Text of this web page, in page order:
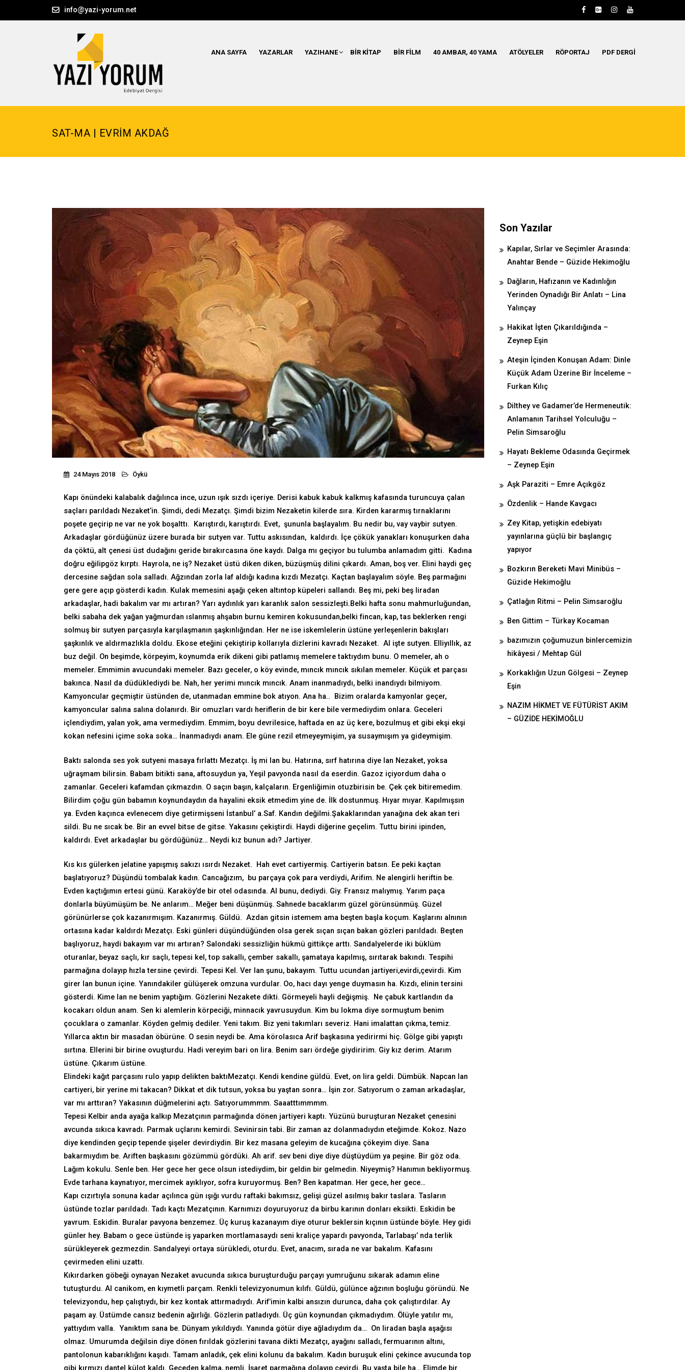
info@yazi-yorum.net
ANA SAYFA YAZARLAR YAZIHANE BIR KITAP BIR FILM 40 AMBAR, 40 YAMA ATÖLYELER RÖPORTAJ PDF DERGI
SAT-MA | EVRİM AKDAĞ
24 Mayıs 2018 Öykü
Kapı önündeki kalabalık dağılınca ince, uzun ışık sızdı içeriye. Derisi kabuk kabuk kalkmış kafasında turuncuya çalan
saçları parıldadı Nezaket’in. Şimdi, dedi Mezatçı. Şimdi bizim Nezaketin kilerde sıra. Kirden kararmış tırnaklarını
poşete geçirip ne var ne yok boşalttı. Karıştırdı, karıştırdı. Evet, şununla başlayalım. Bu nedir bu, vay vaybir sutyen.
Arkadaşlar gördüğünüz üzere burada bir sutyen var. Tuttu askısından, kaldırdı. İçe çökük yanakları konuşurken daha
da çöktü, alt çenesi üst dudağını geride bırakırcasına öne kaydı. Dalga mı geçiyor bu tulumba anlamadım gitti. Kadına
doğru eğilipgöz kırptı. Hayrola, ne iş? Nezaket üstü diken diken, büzüşmüş dilini çıkardı. Aman, boş ver. Elini haydi geç
dercesine sağdan sola salladı. Ağzından zorla laf aldığı kadına kızdı Mezatçı. Kaçtan başlayalım söyle. Beş parmağını
gere gere açıp gösterdi kadın. Kulak memesini aşağı çeken altıntop küpeleri sallandı. Beş mi, peki beş liradan
arkadaşlar, hadi bakalım var mı artıran? Yarı aydınlık yarı karanlık salon sessizleşti.Belki hafta sonu mahmurluğundan,
belki sabaha dek yağan yağmurdan ıslanmış ahşabın burnu kemiren kokusundan,belki fincan, kap, tas beklerken rengi
solmuş bir sutyen parçasıyla karşılaşmanın şaşkınlığından. Her ne ise iskemlelerin üstüne yerleşenlerin bakışları
şaşkınlık ve aldırmazlıkla doldu. Ekose eteğini çekiştirip kollarıyla dizlerini kavradı Nezaket. Al işte sutyen. Elliyıllık, az
buz değil. On beşimde, körpeyim, koynumda erik dikeni gibi patlamış memelere taktıydım bunu. O memeler, ah o
memeler. Emmimin avucundaki memeler. Bazı geceler, o köy evinde, mıncık mıncık sıkılan memeler. Küçük et parçası
bakınca. Nasıl da düdüklediydi be. Nah, her yerimi mıncık mıncık. Anam inanmadıydı, belki inandıydı bilmiyom.
Kamyoncular geçmiştir üstünden de, utanmadan emmine bok atıyon. Ana ha.. Bizim oralarda kamyonlar geçer,
kamyoncular salına salına dolanırdı. Bir omuzları vardı heriflerin de bir kere bile vermediydim onlara. Geceleri
içlendiydim, yalan yok, ama vermediydim. Emmim, boyu devrilesice, haftada en az üç kere, bozulmuş et gibi ekşi ekşi
kokan nefesini içime soka soka… İnanmadıydı anam. Ele güne rezil etmeyeymişim, ya susaymışım ya gideymişim.
Baktı salonda ses yok sutyeni masaya fırlattı Mezatçı. İş mi lan bu. Hatırına, sırf hatırına diye lan Nezaket, yoksa
uğraşmam bilirsin. Babam bitikti sana, aftosuydun ya, Yeşil pavyonda nasıl da eserdin. Gazoz içiyordum daha o
zamanlar. Geceleri kafamdan çıkmazdın. O saçın başın, kalçaların. Ergenliğimin otuzbirisin be. Çek çek bitiremedim.
Bilirdim çoğu gün babamın koynundaydın da hayalini eksik etmedim yine de. İlk dostunmuş. Hıyar mıyar. Kapılmışsın
ya. Evden kaçınca evlenecem diye getirmişseni İstanbul’ a.Saf. Kandın değilmi.Şakaklarından yanağına dek akan teri
sildi. Bu ne sıcak be. Bir an evvel bitse de gitse. Yakasını çekiştirdi. Haydi diğerine geçelim. Tuttu birini ipinden,
kaldırdı. Evet arkadaşlar bu gördüğünüz… Neydi kız bunun adı? Jartiyer.
Kıs kıs gülerken jelatine yapışmış sakızı ısırdı Nezaket. Hah evet cartiyermiş. Cartiyerin batsın. Ee peki kaçtan
başlatıyoruz? Düşündü tombalak kadın. Cancağızım, bu parçaya çok para verdiydi, Arifim. Ne alengirli heriftin be.
Evden kaçtığımın ertesi günü. Karaköy’de bir otel odasında. Al bunu, dediydi. Giy. Fransız malıymış. Yarım paça
donlarla büyümüşüm be. Ne anlarım… Meğer beni düşünmüş. Sahnede bacaklarım güzel görünsünmüş. Güzel
görünürlerse çok kazanırmışım. Kazanırmış. Güldü. Azdan gitsin istemem ama beşten başla koçum. Kaşlarını alnının
ortasına kadar kaldırdı Mezatçı. Eski günleri düşündüğünden olsa gerek sıçan sıçan bakan gözleri parıldadı. Beşten
başlıyoruz, haydi bakayım var mı artıran? Salondaki sessizliğin hükmü gittikçe arttı. Sandalyelerde iki büklüm
oturanlar, beyaz saçlı, kır saçlı, tepesi kel, top sakallı, çember sakallı, şamataya kapılmış, sırıtarak bakındı. Tespihi
parmağına dolayıp hızla tersine çevirdi. Tepesi Kel. Ver lan şunu, bakayım. Tuttu ucundan jartiyeri,evirdi,çevirdi. Kim
girer lan bunun içine. Yanındakiler gülüşerek omzuna vurdular. Oo, hacı dayı yenge duymasın ha. Kızdı, elinin tersini
gösterdi. Kime lan ne benim yaptığım. Gözlerini Nezakete dikti. Görmeyeli hayli değişmiş. Ne çabuk kartlandın da
kocakarı oldun anam. Sen ki alemlerin körpeciği, minnacık yavrusuydun. Kim bu lokma diye sormuştum benim
çocuklara o zamanlar. Köyden gelmiş dediler. Yeni takım. Biz yeni takımları severiz. Hani imalattan çıkma, temiz.
Yıllarca aktın bir masadan öbürüne. O sesin neydi be. Ama körolasıca Arif başkasına yedirirmi hiç. Gölge gibi yapıştı
sırtına. Ellerini bir birine ovuşturdu. Hadi vereyim bari on lira. Benim sarı ördeğe giydiririm. Giy kız derim. Atarım
üstüne. Çıkarım üstüne.
Elindeki kağıt parçasını rulo yapıp delikten baktıMezatçı. Kendi kendine güldü. Evet, on lira geldi. Dümbük. Napcan lan
cartiyeri, bir yerine mi takacan? Dikkat et dik tutsun, yoksa bu yaştan sonra… İşin zor. Satıyorum o zaman arkadaşlar,
var mı arttıran? Yakasının düğmelerini açtı. Satıyorummmm. Saaatttımmmm.
Tepesi Kelbir anda ayağa kalkıp Mezatçının parmağında dönen jartiyeri kaptı. Yüzünü buruşturan Nezaket çenesini
avcunda sıkıca kavradı. Parmak uçlarını kemirdi. Sevinirsin tabi. Bir zaman az dolanmadıydın eteğimde. Kokoz. Nazo
diye kendinden geçip tepende şişeler devirdiydin. Bir kez masana geleyim de kucağına çökeyim diye. Sana
bakarmıydım be. Ariften başkasını gözümmü gördüki. Ah arif. sev beni diye diye düştüydüm ya peşine. Bir göz oda.
Lağım kokulu. Senle ben. Her gece her gece olsun istediydim, bir geldin bir gelmedin. Niyeymiş? Hanımın bekliyormuş.
Evde tarhana kaynatıyor, mercimek ayıklıyor, sofra kuruyormuş. Ben? Ben kapatman. Her gece, her gece…
Kapı cızırtıyla sonuna kadar açılınca gün ışığı vurdu raftaki bakımsız, gelişi güzel asılmış bakır taslara. Tasların
üstünde tozlar parıldadı. Tadı kaçtı Mezatçının. Karnımızı doyuruyoruz da birbu karının donları eksikti. Eskidin be
yavrum. Eskidin. Buralar pavyona benzemez. Üç kuruş kazanayım diye oturur beklersin kıçının üstünde böyle. Hey gidi
günler hey. Babam o gece üstünde iş yaparken mortlamasaydı seni kraliçe yapardı pavyonda, Tarlabaşı’ nda terlik
sürükleyerek gezmezdin. Sandalyeyi ortaya sürükledi, oturdu. Evet, anacım, sırada ne var bakalım. Kafasını
çevirmeden elini uzattı.
Kıkırdarken göbeği oynayan Nezaket avucunda sıkıca buruşturduğu parçayı yumruğunu sıkarak adamın eline
tutuşturdu. Al canikom, en kıymetli parçam. Renkli televizyonumun kılıfı. Güldü, gülünce ağzının boşluğu göründü. Ne
televizyondu, hep çalıştıydı, bir kez kontak attırmadıydı. Arif’imin kalbi ansızın durunca, daha çok çalıştırdılar. Ay
paşam ay. Üstümde cansız bedenin ağırlığı. Gözlerin patladıydı. Üç gün koynundan çıkmadıydım. Ölüyle yatılır mı,
yattıydım valla. Yanıktım sana be. Dünyam yıkıldıydı. Yanında götür diye ağladıydım da… On liradan başla aşağısı
olmaz. Umurumda değilsin diye dönen fırıldak gözlerini tavana dikti Mezatçı, ayağını salladı, fermuarının altını,
pantolonun kabarıklığını kaşıdı. Tamam anladık, çek elini kolunu da bakalım. Kadın buruşuk elini çekince avucunda top
gibi kırmızı dantel külot kaldı. Geceden kalma, nemli. İşaret parmağına dolayıp çevirdi. Bu yaşta bile ha… Elimde bir
Son Yazılar
Kapılar, Sırlar ve Seçimler Arasında:
Anahtar Bende – Güzide Hekimoğlu
Dağların, Hafızanın ve Kadınlığın
Yerinden Oynadığı Bir Anlatı – Lina
Yalınçay
Hakikat İşten Çıkarıldığında –
Zeynep Eşin
Ateşin İçinden Konuşan Adam: Dinle
Küçük Adam Üzerine Bir İnceleme –
Furkan Kılıç
Dilthey ve Gadamer’de Hermeneutik:
Anlamanın Tarihsel Yolculuğu –
Pelin Simsaroğlu
Hayatı Bekleme Odasında Geçirmek
– Zeynep Eşin
Aşk Paraziti – Emre Açıkgöz
Özdenlik – Hande Kavgacı
Zey Kitap, yetişkin edebiyatı
yayınlarına güçlü bir başlangıç
yapıyor
Bozkırın Bereketi Mavi Minibüs –
Güzide Hekimoğlu
Çatlağın Ritmi – Pelin Simsaroğlu
Ben Gittim – Türkay Kocaman
bazımızın çoğumuzun binlercemizin
hikâyesi / Mehtap Gül
Korkaklığın Uzun Gölgesi – Zeynep
Eşin
NAZIM HİKMET VE FÜTÜRİST AKIM
– GÜZİDE HEKİMOĞLU